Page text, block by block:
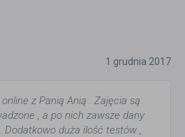
1 grudnia 2017
z Panią Anią . Zajęcia są
, a po nich zawsze dany
Dodatkowo duża ilość testów ,